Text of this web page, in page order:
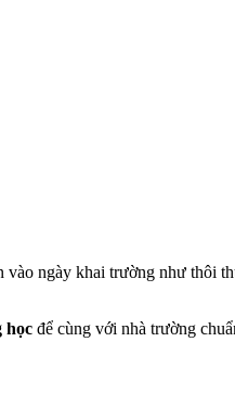
ngày khai trường như thôi
học để cùng với nhà trường